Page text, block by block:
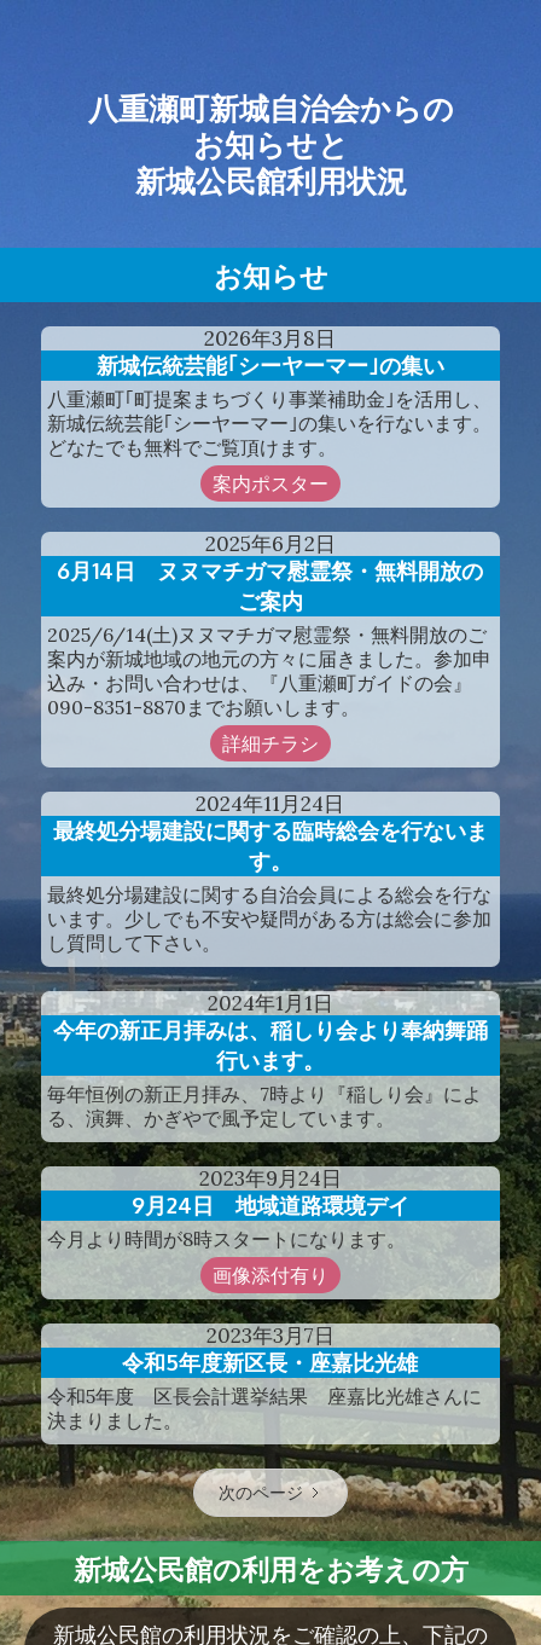
八重瀬町新城自治会からの
お知らせと
新城公民館利用状況
お知らせ
2026年3月8日
新城伝統芸能｢シーヤーマー｣の集い
八重瀬町｢町提案まちづくり事業補助金｣を活用し、
新城伝統芸能｢シーヤーマー｣の集いを行ないます。
どなたでも無料でご覧頂けます。
案内ポスター
2025年6月2日
6月14日 ヌヌマチガマ慰霊祭・無料開放の
ご案内
2025/6/14(土)ヌヌマチガマ慰霊祭・無料開放のご
案内が新城地域の地元の方々に届きました。参加申
込み・お問い合わせは、『八重瀬町ガイドの会』
090-8351-8870までお願いします。
詳細チラシ
2024年11月24日
最終処分場建設に関する臨時総会を行ないま
す。
最終処分場建設に関する自治会員による総会を行な
います。少しでも不安や疑問がある方は総会に参加
し質問して下さい。
2024年1月1日
今年の新正月拝みは、稲しり会より奉納舞踊
行います。
毎年恒例の新正月拝み、7時より『稲しり会』によ
る、演舞、かぎやで風予定しています。
2023年9月24日
9月24日 地域道路環境デイ
今月より時間が8時スタートになります。
画像添付有り
2023年3月7日
令和5年度新区長・座嘉比光雄
令和5年度 区長会計選挙結果 座嘉比光雄さんに
決まりました。
次のページ
新城公民館の利用をお考えの方
新城公民館の利用状況をご確認の上、下記の